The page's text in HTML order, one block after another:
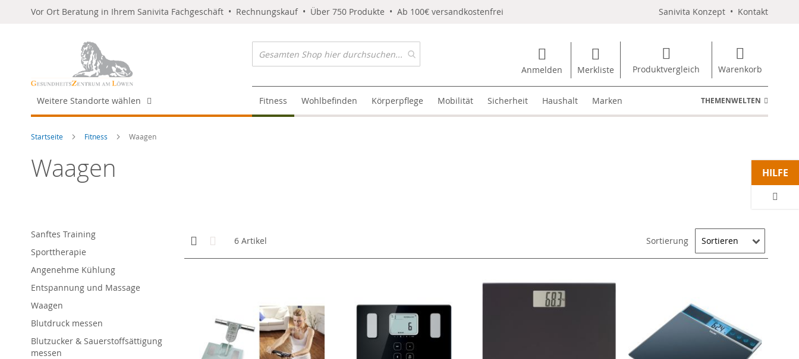
Vor Ort Beratung in Ihrem Sanivita Fachgeschäft • Rechnungskauf • Über 750 Produkte • Ab 100€ versandkostenfrei Sanivita Konzept • Kontakt
Anmelden Merkliste Produktvergleich Warenkorb
Weitere Standorte wählen Fitness Wohlbefinden Körperpflege Mobilität Sicherheit Haushalt Marken THEMENWELTEN
Startseite Fitness Waagen
Waagen
Anzeigen
als
Kachelansicht
Liste6 Artikel Sortierung
Sanftes Training
Sporttherapie
Angenehme Kühlung
Entspannung und Massage
Waagen
Blutdruck messen
Blutzucker & Sauerstoffsättigung
messen
HILFE